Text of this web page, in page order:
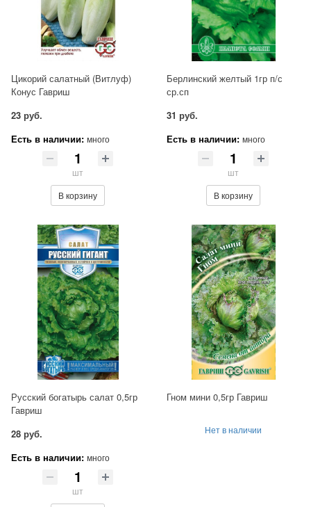
Цикорий салатный (Витлуф)
Конус Гавриш
23 руб.
Есть в наличии: много
шт
В корзину
Берлинский желтый 1гр п/с
ср.сп
31 руб.
Есть в наличии: много
шт
В корзину
Русский богатырь салат 0,5гр
Гавриш
28 руб.
Есть в наличии: много
шт
Гном мини 0,5гр Гавриш
Нет в наличии